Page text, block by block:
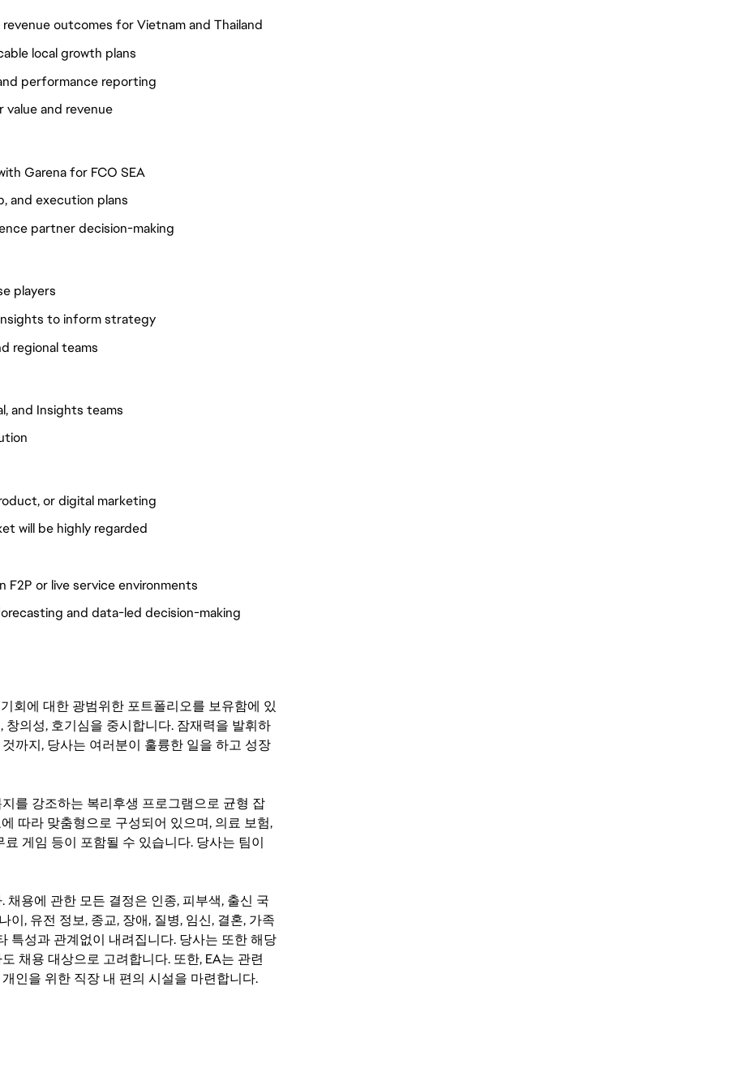
outcomes for Vietnam and Thailand
local growth plans
performance reporting
and revenue
Garena for FCO SEA
and execution plans
partner decision-making
players
to inform strategy
regional teams
and Insights teams
or digital marketing
will be highly regarded
or live service environments
and data-led decision-making
회에 대한 광범위한 포트폴리오를 보유함에 있
의성, 호기심을 중시합니다. 잠재력을 발휘하
까지, 당사는 여러분이 훌륭한 일을 하고 성장
를 강조하는 복리후생 프로그램으로 균형 잡
따라 맞춤형으로 구성되어 있으며, 의료 보험,
게임 등이 포함될 수 있습니다. 당사는 팀이
용에 관한 모든 결정은 인종, 피부색, 출신 국
이, 유전 정보, 종교, 장애, 질병, 임신, 결혼, 가족
특성과 관계없이 내려집니다. 당사는 또한 해당
채용 대상으로 고려합니다. 또한, EA는 관련
인을 위한 직장 내 편의 시설을 마련합니다.